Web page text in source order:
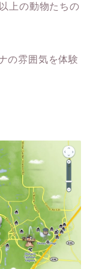
上の動物たちの
の雰囲気を体験